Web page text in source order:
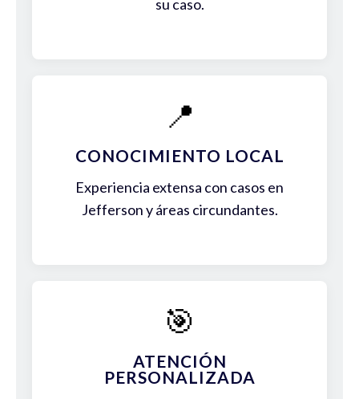
su caso.
📍
CONOCIMIENTO LOCAL
Experiencia extensa con casos en
Jefferson y áreas circundantes.
🎯
ATENCIÓN
PERSONALIZADA